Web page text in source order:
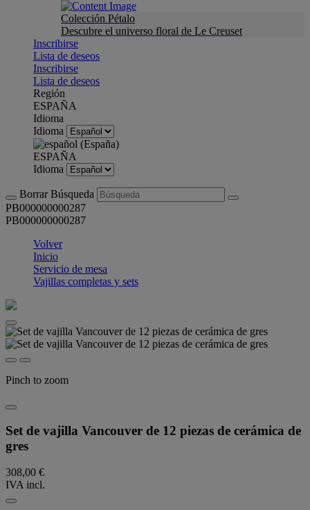
Colección Pétalo
Descubre el universo floral de Le Creuset
Inscribirse
Lista de deseos
Inscribirse
Lista de deseos
Región
ESPAÑA
Idioma
Idioma
ESPAÑA
Idioma
Borrar Búsqueda
PB000000000287
PB000000000287
Volver
Inicio
Servicio de mesa
Vajillas completas y sets
Pinch to zoom
Set de vajilla Vancouver de 12 piezas de cerámica de
gres
308,00 €
IVA incl.